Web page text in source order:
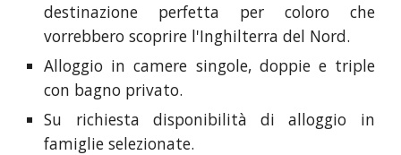
destinazione perfetta per coloro che
vorrebbero scoprire l'Inghilterra del Nord.
Alloggio in camere singole, doppie e triple
con bagno privato.
Su richiesta disponibilità di alloggio in
famiglie selezionate.